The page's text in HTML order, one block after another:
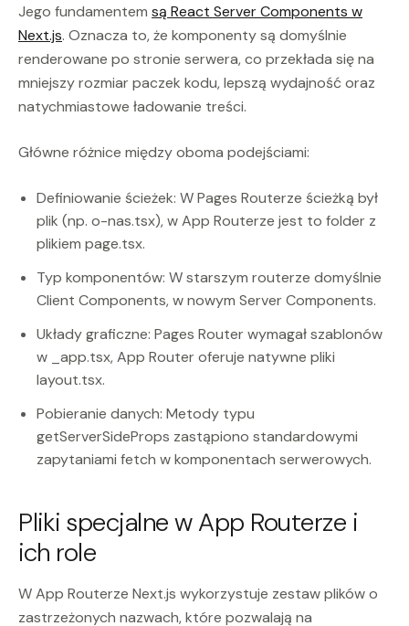
Jego fundamentem są React Server Components w
Next.js. Oznacza to, że komponenty są domyślnie
renderowane po stronie serwera, co przekłada się na
mniejszy rozmiar paczek kodu, lepszą wydajność oraz
natychmiastowe ładowanie treści.
Główne różnice między oboma podejściami:
Definiowanie ścieżek: W Pages Routerze ścieżką był
plik (np. o-nas.tsx), w App Routerze jest to folder z
plikiem page.tsx.
Typ komponentów: W starszym routerze domyślnie
Client Components, w nowym Server Components.
Układy graficzne: Pages Router wymagał szablonów
w _app.tsx, App Router oferuje natywne pliki
layout.tsx.
Pobieranie danych: Metody typu
getServerSideProps zastąpiono standardowymi
zapytaniami fetch w komponentach serwerowych.
Pliki specjalne w App Routerze i
ich role
W App Routerze Next.js wykorzystuje zestaw plików o
zastrzeżonych nazwach, które pozwalają na